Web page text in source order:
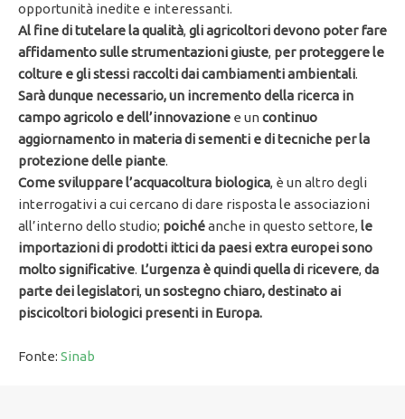
opportunità inedite e interessanti.
Al fine di tutelare la qualità,gli agricoltori devono poter fare
affidamento sulle strumentazioni giuste, per proteggere le
colture e gli stessi raccolti dai cambiamenti ambientali.
Sarà dunque necessario, un incremento della ricerca in
campo agricolo e dell’innovazione e uncontinuo
aggiornamento in materia di sementi e di tecniche per la
protezione delle piante.
Come sviluppare l’acquacoltura biologica, è un altro degli
interrogativi a cui cercano di dare risposta le associazioni
all’interno dello studio; poichéanche in questo settore,le
importazioni di prodotti ittici da paesi extra europeisono
molto significative. L’urgenza è quindi quella di ricevere,da
parte dei legislatori,un sostegno chiaro, destinato ai
piscicoltori biologici presenti in Europa.
Fonte: Sinab